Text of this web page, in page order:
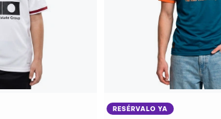
RESÉRVALO YA